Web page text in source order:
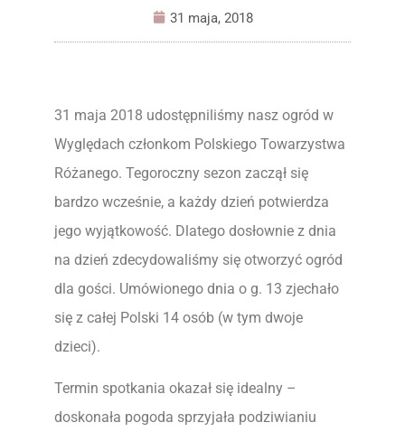
31 maja, 2018
31 maja 2018 udostępniliśmy nasz ogród w
Wyględach członkom Polskiego Towarzystwa
Różanego. Tegoroczny sezon zaczął się
bardzo wcześnie, a każdy dzień potwierdza
jego wyjątkowość. Dlatego dosłownie z dnia
na dzień zdecydowaliśmy się otworzyć ogród
dla gości. Umówionego dnia o g. 13 zjechało
się z całej Polski 14 osób (w tym dwoje
dzieci).
Termin spotkania okazał się idealny –
doskonała pogoda sprzyjała podziwianiu